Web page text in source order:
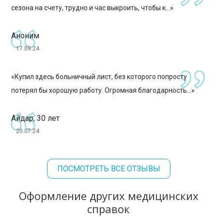
сезона на счету, трудно и час выкроить, чтобы к...»
Аноним
17.09.24
«Купил здесь больничный лист, без которого попросту
потерял бы хорошую работу. Огромная благодарность...»
Айдар, 30 лет
20.07.24
ПОСМОТРЕТЬ ВСЕ ОТЗЫВЫ
Оформление других медицинских
справок